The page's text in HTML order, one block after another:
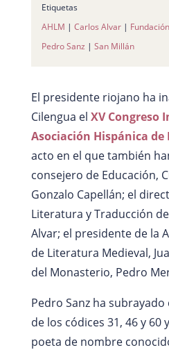
Etiquetas
AHLM | Carlos Alvar| Fundación
Pedro Sanz | San Millán
El presidente riojano ha
Cilengua el XV Congreso
Asociación Hispánica
acto en el que también
consejero de Educación,
Gonzalo Capellán; el
Literatura y Traducción
Alvar; el presidente de la
de Literatura Medieval,
del Monasterio, Pedro
Pedro Sanz ha
de los códices 31, 46 y 60
poeta de nombre